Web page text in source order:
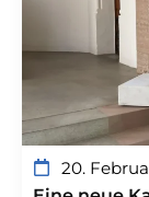
20.